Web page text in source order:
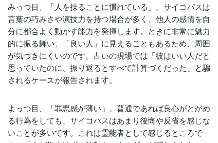
みっつ目、「人を操ることに慣れている」。サイコパスは
言葉の巧みさや演技力を持つ場合が多く、他人の感情を自
分に都合よく動かす能力を発揮します。ときに非常に魅力
的に振る舞い、「良い人」に見えることもあるため、周囲
が気づきにくいのです。占いの現場では「彼はいい人だと
思っていたのに、振り返るとすべて計算づくだった」と騙
されるケースが報告されます。
よっつ目、「罪悪感が薄い」。普通であれば良心がとがめ
る行為をしても、サイコパスはあまり後悔や反省を感じな
いことが多いです。これは霊能者として感じるところで